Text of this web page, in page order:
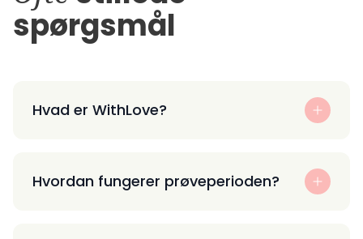
spørgsmål
Hvad er WithLove?
Hvordan fungerer prøveperioden?